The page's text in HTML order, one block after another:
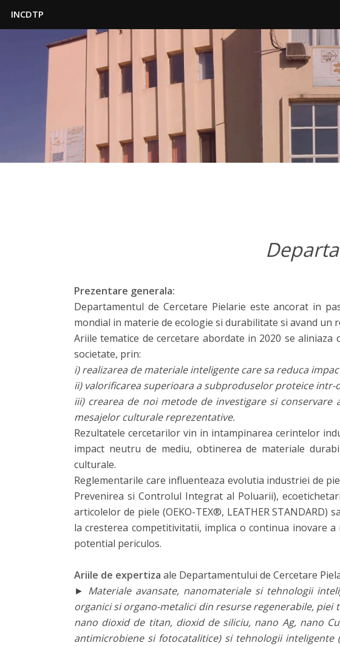
INCDTP
Prezentare generala:
Departamentul de Cercetare Pielarie este ancorat in
mondial in materie de ecologie si durabilitate si avand un
Ariile tematice de cercetare abordate in 2020 se
societate, prin:
i) realizarea de materiale inteligente care sa reduca
ii) valorificarea superioara a subproduselor proteice
iii) crearea de noi metode de investigare si
mesajelor culturale reprezentative.
Rezultatele cercetarilor vin in intampinarea cerintelor
impact neutru de mediu, obtinerea de materiale
culturale.
Reglementarile care influenteaza evolutia industriei de
Prevenirea si Controlul Integrat al Poluarii),
articolelor de piele (OEKO-TEX®, LEATHER
la cresterea competitivitatii, implica o continua inovare
potential periculos.
Ariile de expertiza ale Departamentului de Cercetare
► Materiale avansate, nanomateriale si tehnologii
organici si organo-metalici din resurse regenerabile,
nano dioxid de titan, dioxid de siliciu, nano Ag, nano
antimicrobiene si fotocatalitice) si tehnologii